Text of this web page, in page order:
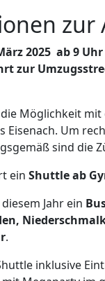
zur
2025 ab 9
zur
Möglichkeit mit
Eisenach. Um
sind die
ein Shuttle ab
Jahr ein
.
inklusive